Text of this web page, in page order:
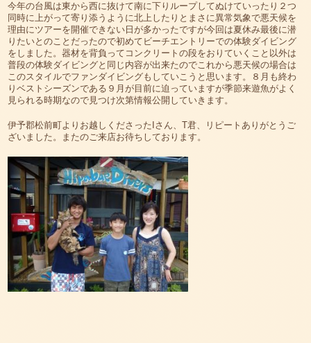
今年の台風は東から西に抜けて南に下りループしてぬけていったり２つ
同時に上がって寄り添うように北上したりとまさに異常気象で悪天候を
理由にツアーを開催できない日が多かったですが今回は夏休み最後に潜
りたいとのことだったので初めてビーチエントリーでの体験ダイビング
をしました。器材を背負ってコンクリートの段をおりていくこと以外は
普段の体験ダイビングと同じ内容が出来たのでこれから悪天候の場合は
このスタイルでファンダイビングもしていこうと思います。８月も終わ
りベストシーズンである９月が目前に迫っていますが季節来遊魚がよく
見られる時期なので見つけ次第情報公開していきます。
伊予郡松前町よりお越しくださったIさん、T君、リピートありがとうご
ざいました。またのご来店お待ちしております。